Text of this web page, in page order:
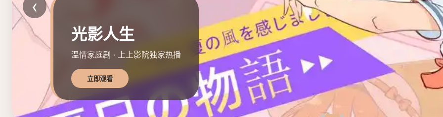
光影人生
温情家庭剧 · 上上影院独家热播
立即观看
‹